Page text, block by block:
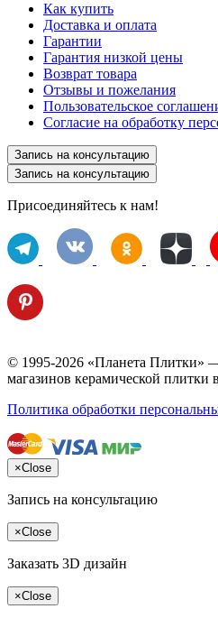
Как купить
Доставка и оплата
Гарантии
Гарантия низкой цены
Возврат товара
Отзывы и пожелания
Пользовательское
Согласие на обработку
Запись на консультацию
Запись на консультацию
Присоединяйтесь к нам!
© 1995-2026 «Планета Плитки»
магазинов керамической плитки
Политика обработки
×Close
Запись на консультацию
×Close
Заказать 3D дизайн
×Close